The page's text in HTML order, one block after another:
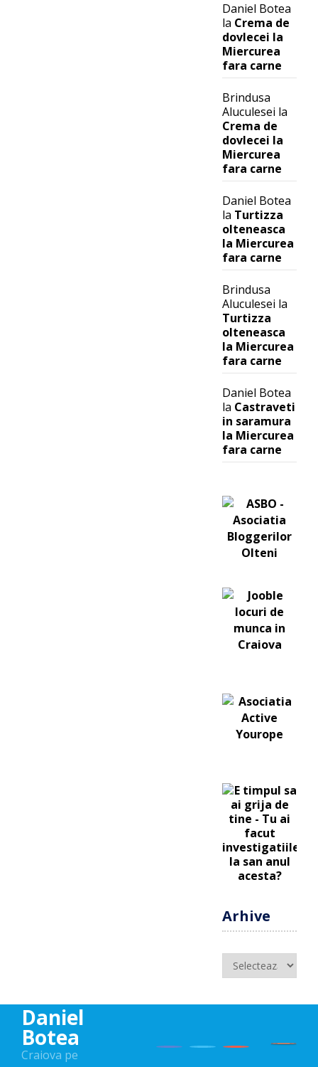
Daniel Botea
la Crema de
dovlecei la
Miercurea
fara carne
Brindusa
Aluculesei la
Crema de
dovlecei la
Miercurea
fara carne
Daniel Botea
la Turtizza
olteneasca
la Miercurea
fara carne
Brindusa
Aluculesei la
Turtizza
olteneasca
la Miercurea
fara carne
Daniel Botea
la Castraveti
in saramura
la Miercurea
fara carne
Arhive
Arhive
Daniel
Botea
Craiova pe